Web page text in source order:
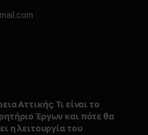
Αττικής: Τι είναι το
Έργων και πότε θα
η λειτουργία του